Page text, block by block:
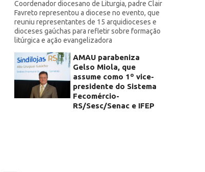
Coordenador diocesano de Liturgia, padre Clair
Favreto representou a diocese no evento, que
reuniu representantes de 15 arquidioceses e
dioceses gaúchas para refletir sobre formação
litúrgica e ação evangelizadora
AMAU parabeniza
Gelso Miola, que
assume como 1º vice-
presidente do Sistema
Fecomércio-
RS/Sesc/Senac e IFEP